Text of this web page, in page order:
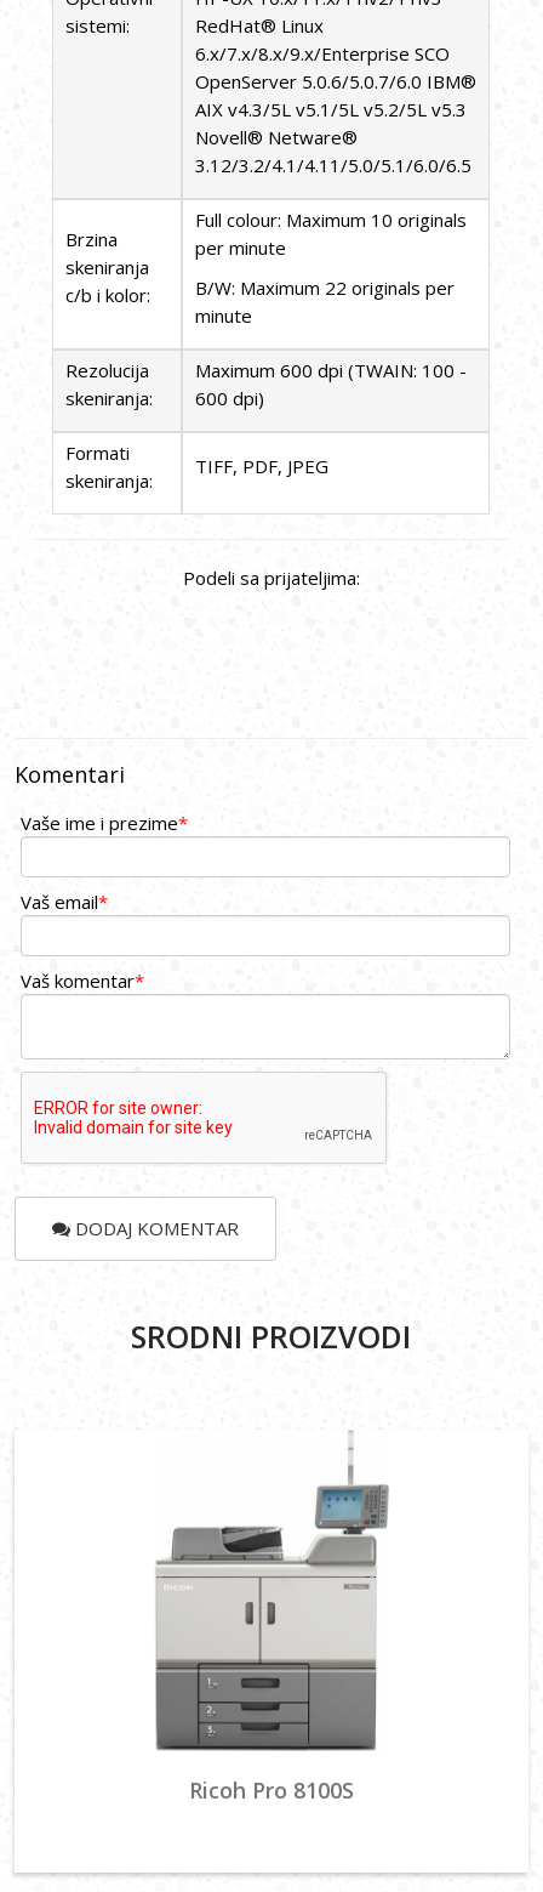
sistemi:
RedHat® Linux
6.x/7.x/8.x/9.x/Enterprise SCO
OpenServer 5.0.6/5.0.7/6.0 IBM®
AIX v4.3/5L v5.1/5L v5.2/5L v5.3
Novell® Netware®
3.12/3.2/4.1/4.11/5.0/5.1/6.0/6.5
Brzina
skeniranja
c/b i kolor:
Full colour: Maximum 10 originals
per minute
B/W: Maximum 22 originals per
minute
Rezolucija
skeniranja:
Maximum 600 dpi (TWAIN: 100 -
600 dpi)
Formati
skeniranja:
TIFF, PDF, JPEG
Podeli sa prijateljima:
Komentari
Vaše ime i prezime*
Vaš email*
Vaš komentar*
DODAJ KOMENTAR
SRODNI PROIZVODI
Ricoh Pro 8100S